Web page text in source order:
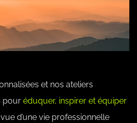
et nos ateliers
pour éduquer, inspirer et équiper
d’une vie professionnelle